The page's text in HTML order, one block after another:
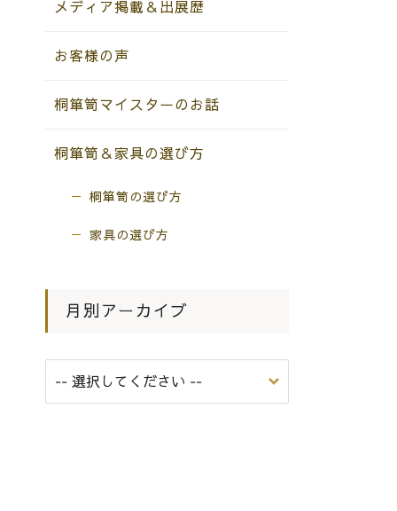
メディア掲載＆出展歴
お客様の声
桐箪笥マイスターのお話
桐箪笥＆家具の選び方
桐箪笥の選び方
家具の選び方
月別アーカイブ